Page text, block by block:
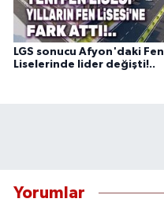
LGS sonucu Afyon'daki Fen
Liselerinde lider değişti!..
Yorumlar